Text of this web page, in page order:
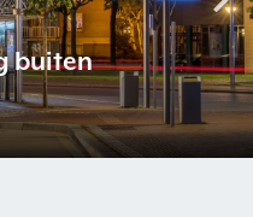
buiten